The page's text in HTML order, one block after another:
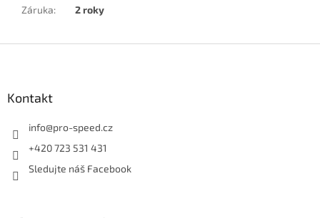
Záruka: 2 roky
Kontakt
info@pro-speed.cz
+420 723 531 431
Sledujte náš Facebook